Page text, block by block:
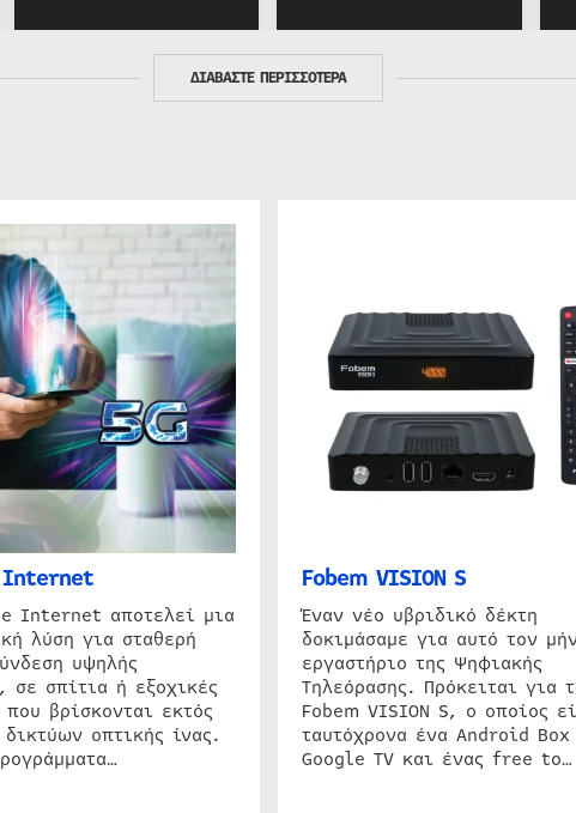
ΔΙΑΒΑΣΤΕ ΠΕΡΙΣΣΟΤΕΡΑ
Internet
Internet αποτελεί μια
λύση για σταθερή
υψηλής
σε σπίτια ή εξοχικές
που βρίσκονται εκτός
οπτικής ίνας.
Fobem VISION S
Έναν νέο υβριδικό δέκτη
δοκιμάσαμε για αυτό τον
εργαστήριο της Ψηφιακής
Τηλεόρασης. Πρόκειται για
Fobem VISION S, ο οποίος
ταυτόχρονα ένα Android Box
Google TV και ένας free to…